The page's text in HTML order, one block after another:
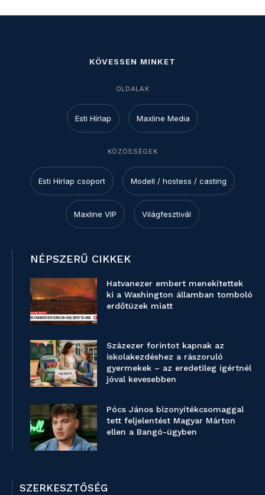
KÖVESSEN MINKET
OLDALAK
Esti Hírlap Maxline Media
KÖZÖSSÉGEK
Esti Hírlap csoport Modell / hostess / casting
Maxline VIP Világfesztivál
NÉPSZERŰ CIKKEK
Hatvanezer embert menekítettek
ki a Washington államban tomboló
erdőtüzek miatt
Százezer forintot kapnak az
iskolakezdéshez a rászoruló
gyermekek – az eredetileg ígértnél
jóval kevesebben
Pócs János bizonyítékcsomaggal
tett feljelentést Magyar Márton
ellen a Bangó-ügyben
SZERKESZTŐSÉG